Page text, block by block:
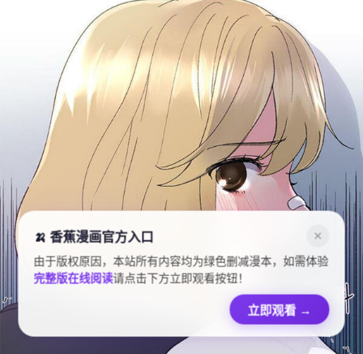
🍌 香蕉漫画官方入口 ✕
由于版权原因，本站所有内容均为绿色删减漫本，如需体验
完整版在线阅读请点击下方立即观看按钮！
立即观看 →